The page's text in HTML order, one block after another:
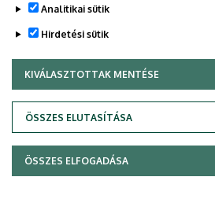
előnyt, magabiztosságot ad azokkal
részt ilyen helyzetben.
Legutóbbi frissítés: 2023. 06. 20. 09:06
Adatvédelem
Copyright © 2026
Analitikai sütik
Hirdetési sütik
KIVÁLASZTOTTAK MENTÉSE
ÖSSZES ELUTASÍTÁSA
WITHDRAW CONSENT
ÖSSZES ELFOGADÁSA